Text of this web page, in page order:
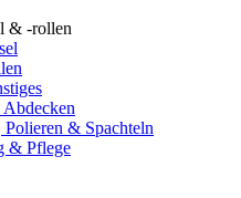
& -rollen
Polieren & Spachteln
& Pflege